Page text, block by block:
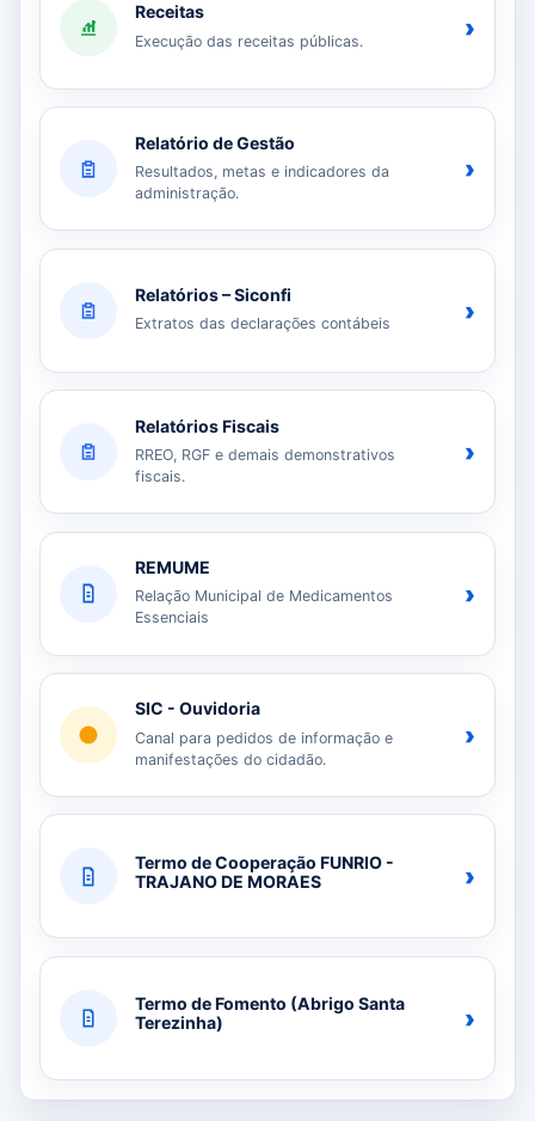
Receitas
Execução das receitas públicas. ›
Relatório de Gestão
Resultados, metas e indicadores da
administração.
›
Relatórios – Siconfi
Extratos das declarações contábeis ›
Relatórios Fiscais
RREO, RGF e demais demonstrativos
fiscais.
›
REMUME
Relação Municipal de Medicamentos
Essenciais
›
SIC - Ouvidoria
Canal para pedidos de informação e
manifestações do cidadão.
›
Termo de Cooperação FUNRIO -
TRAJANO DE MORAES
›
Termo de Fomento (Abrigo Santa
Terezinha)
›